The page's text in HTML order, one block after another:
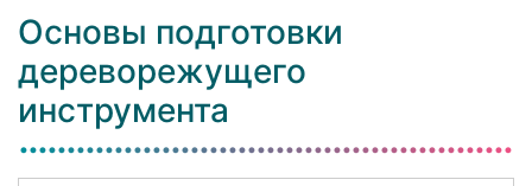
Основы подготовки
дереворежущего
инструмента